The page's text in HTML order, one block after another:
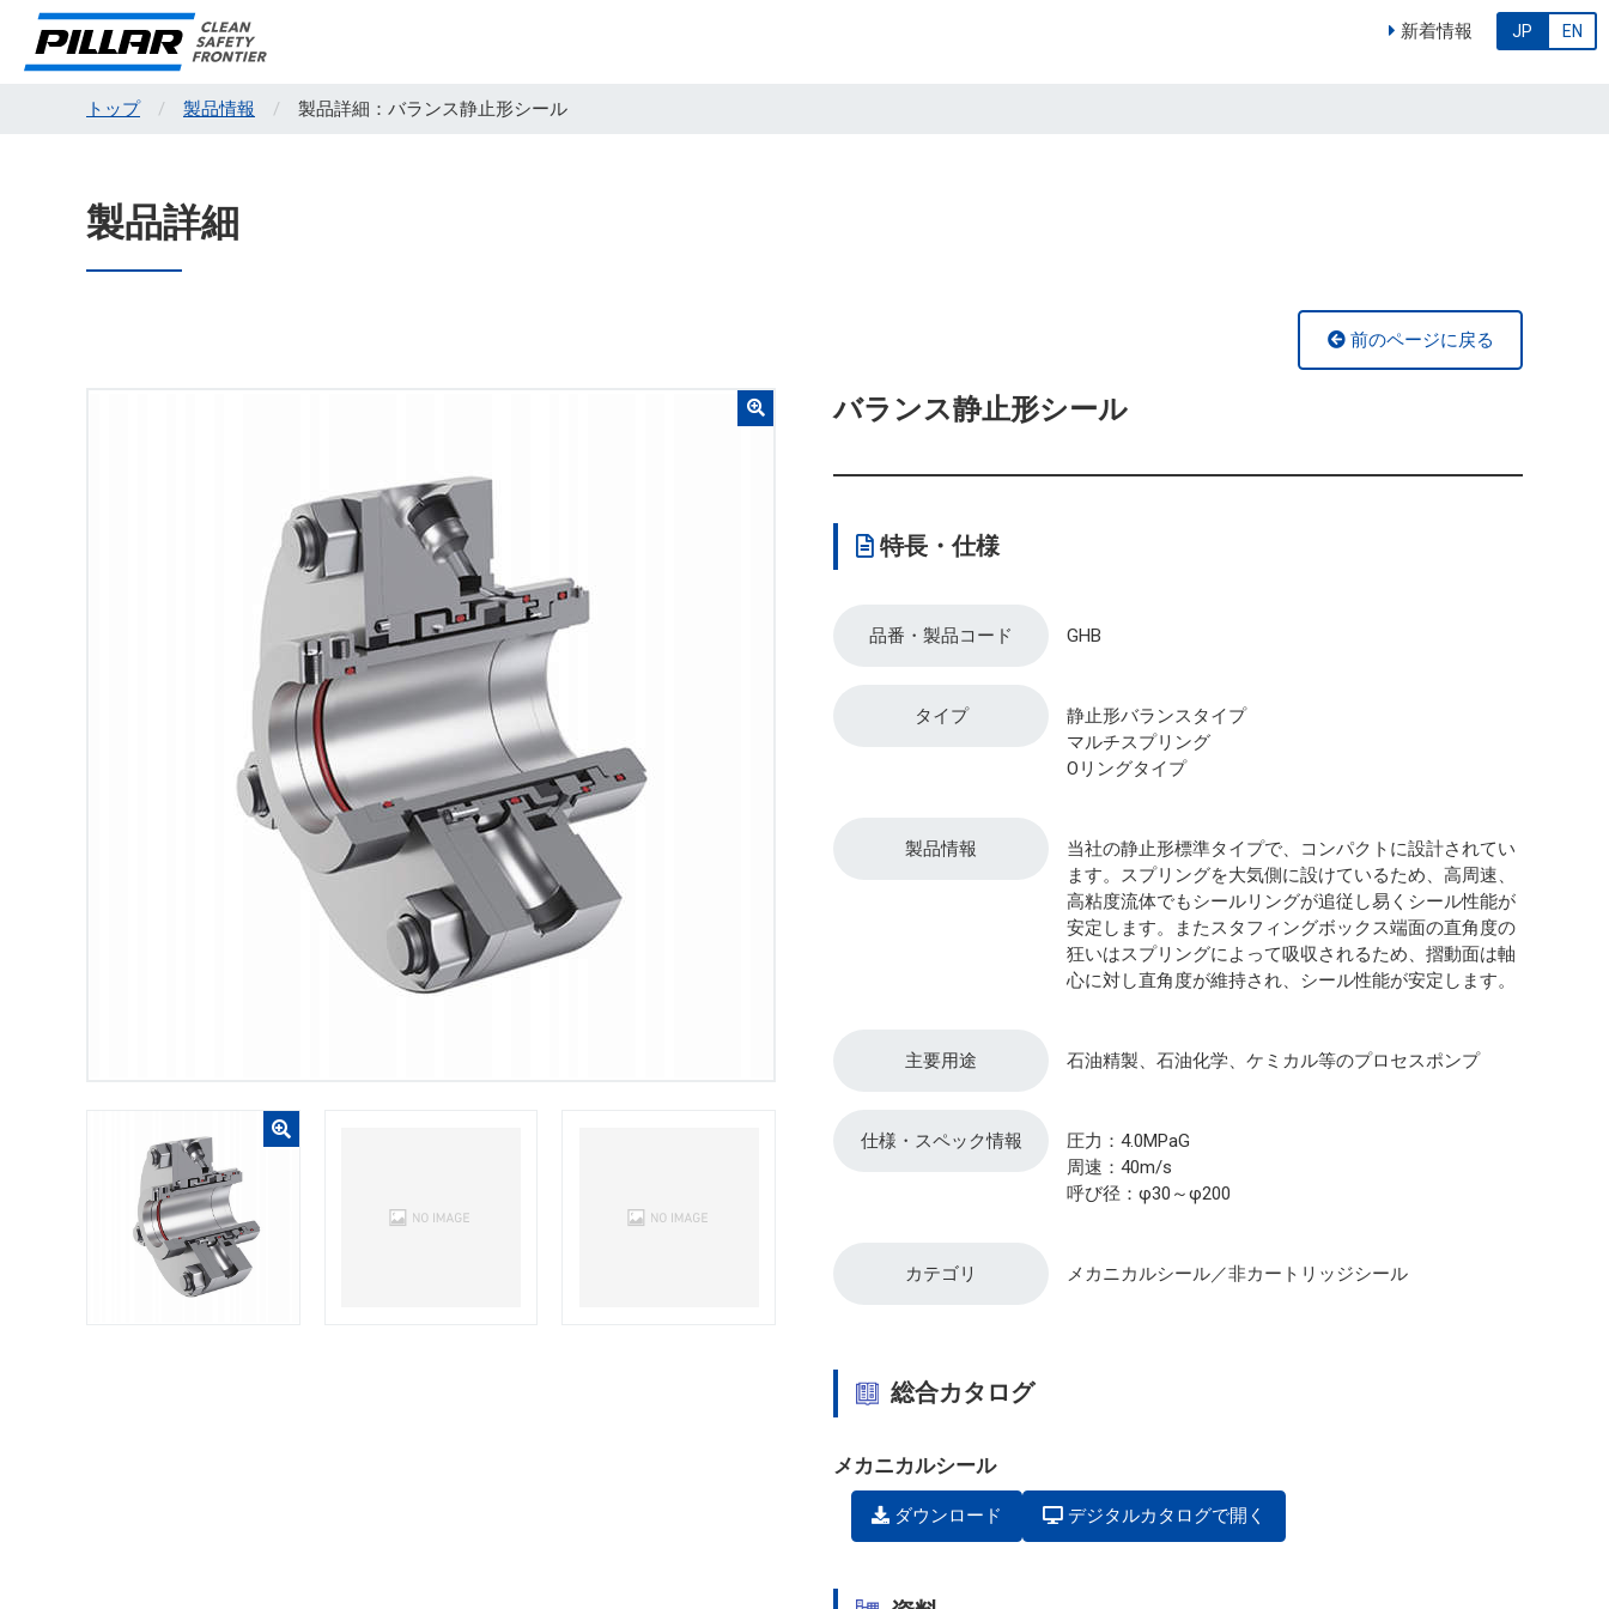
新着情報 JP EN
トップ 製品情報 製品詳細：バランス静止形シール
製品詳細
前のページに戻る
バランス静止形シール
特長・仕様
品番・製品コード GHB
タイプ
静止形バランスタイプ
マルチスプリング
Oリングタイプ
製品情報
当社の静止形標準タイプで、コンパクトに設計されてい
ます。スプリングを大気側に設けているため、高周速、
高粘度流体でもシールリングが追従し易くシール性能が
安定します。またスタフィングボックス端面の直角度の
狂いはスプリングによって吸収されるため、摺動面は軸
心に対し直角度が維持され、シール性能が安定します。
主要用途 石油精製、石油化学、ケミカル等のプロセスポンプ
仕様・スペック情報
圧力：4.0MPaG
周速：40m/s
呼び径：φ30～φ200
カテゴリ メカニカルシール／非カートリッジシール
総合カタログ
メカニカルシール
ダウンロード デジタルカタログで開く